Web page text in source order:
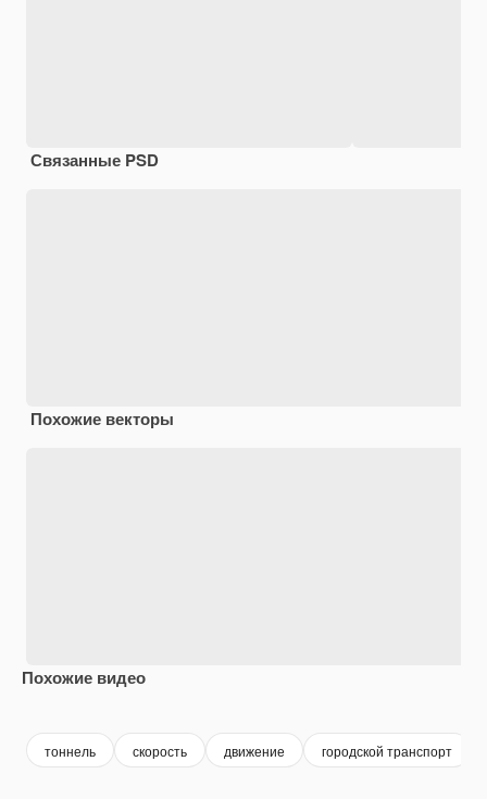
Связанные PSD
Похожие векторы
Похожие видео
тоннель скорость движение городской транспорт